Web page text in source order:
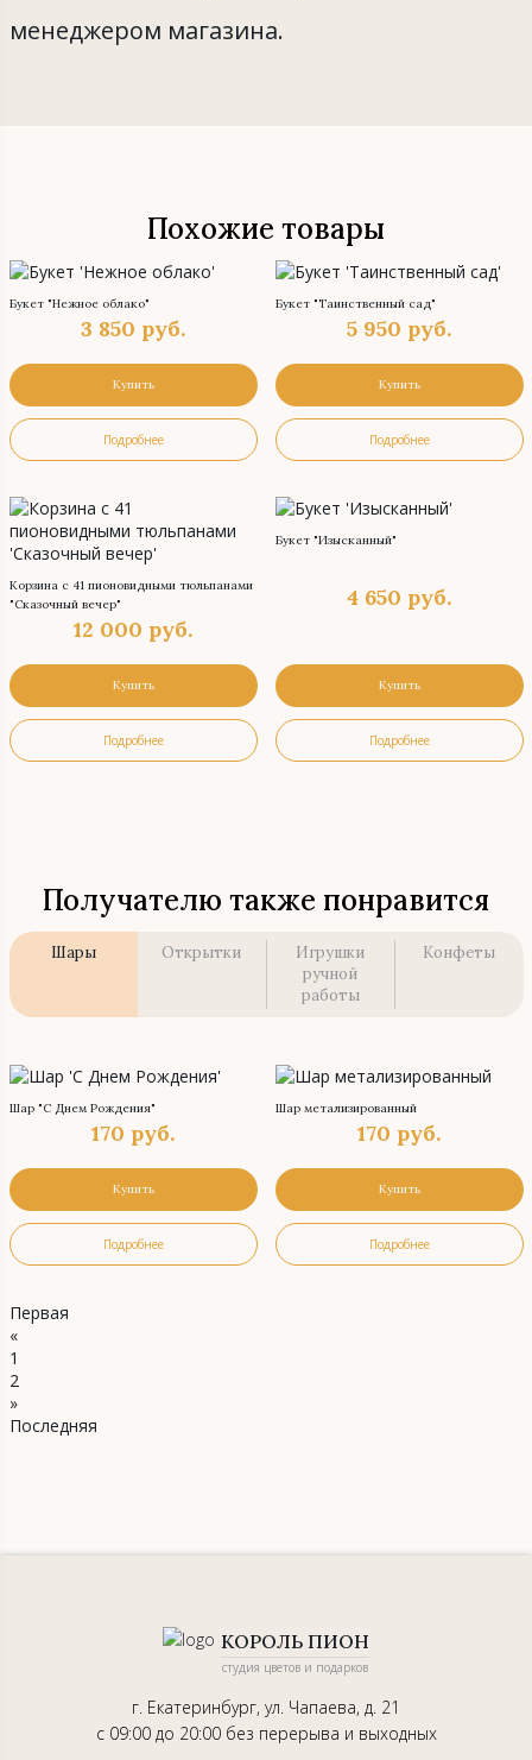
менеджером магазина.
Похожие товары
Букет "Нежное облако"
3 850 руб.
Купить
Подробнее
Букет "Таинственный сад"
5 950 руб.
Купить
Подробнее
Корзина с 41 пионовидными тюльпанами
"Сказочный вечер"
12 000 руб.
Купить
Подробнее
Букет "Изысканный"
4 650 руб.
Купить
Подробнее
Получателю также понравится
Шары Открытки
Игрушки
ручной
работы
Конфеты
Шар "С Днем Рождения"
170 руб.
Купить
Подробнее
Шар метализированный
170 руб.
Купить
Подробнее
Первая
«
1
2
»
Последняя
КОРОЛЬ ПИОН
студия цветов и подарков
г. Екатеринбург, ул. Чапаева, д. 21
с 09:00 до 20:00 без перерыва и выходных